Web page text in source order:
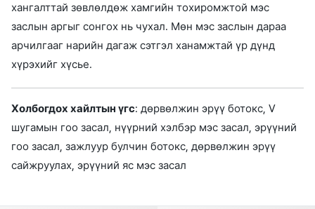
хангалттай зөвлөлдөж хамгийн тохиромжтой мэс
заслын аргыг сонгох нь чухал. Мөн мэс заслын дараа
арчилгааг нарийн дагаж сэтгэл ханамжтай үр дүнд
хүрэхийг хүсье.
Холбогдох хайлтын үгс: дөрвөлжин эрүү ботокс, V
шугамын гоо засал, нүүрний хэлбэр мэс засал, эрүүний
гоо засал, зажлуур булчин ботокс, дөрвөлжин эрүү
сайжруулах, эрүүний яс мэс засал